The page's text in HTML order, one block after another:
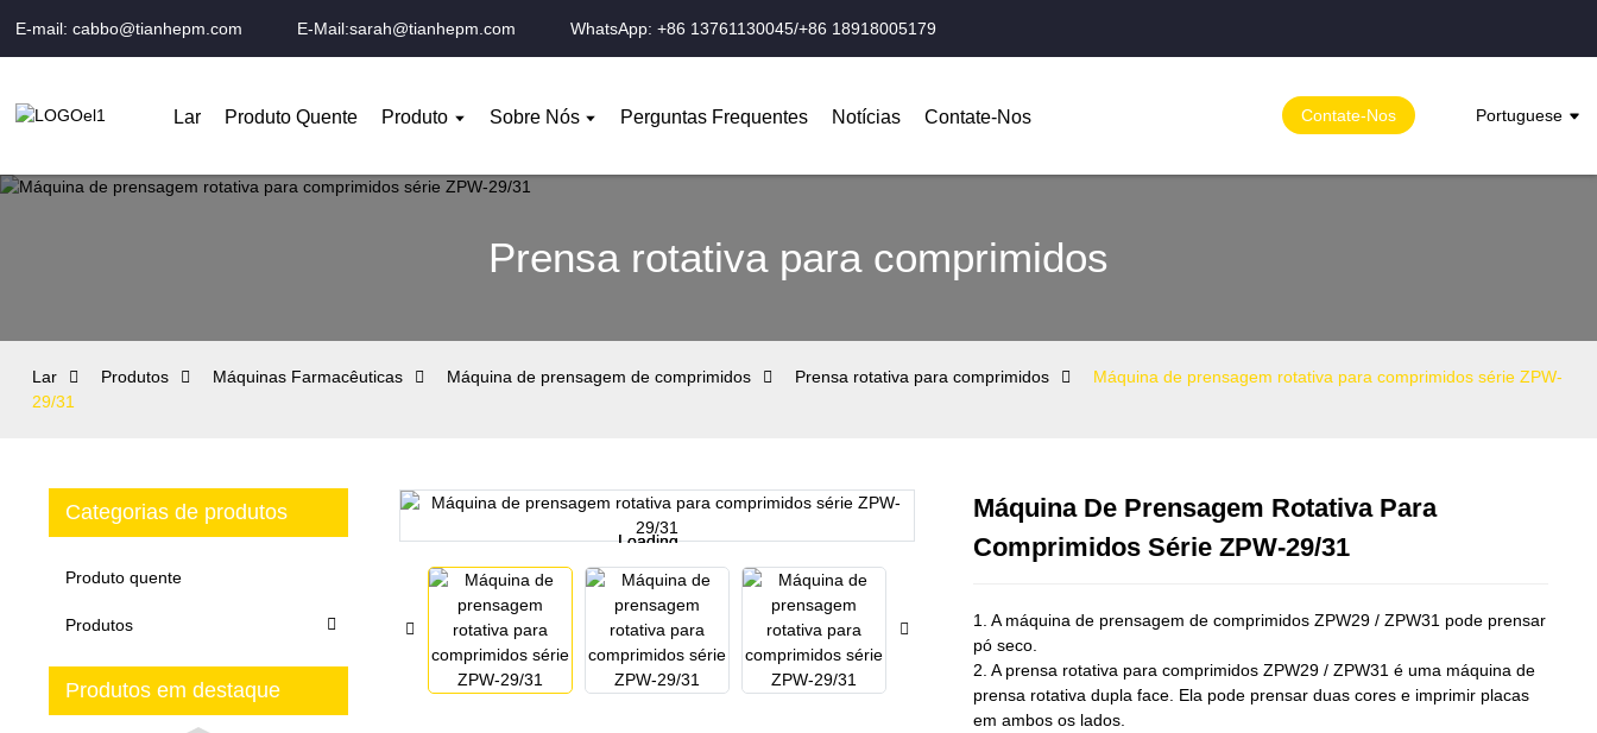
E-mail: cabbo@tianhepm.com E-Mail:sarah@tianhepm.com WhatsApp: +86 13761130045/+86 18918005179
Lar Produto Quente Produto Sobre Nós Perguntas Frequentes Notícias Contate-Nos Contate-Nos Portuguese
Prensa rotativa para comprimidos
Lar Produtos Máquinas Farmacêuticas Máquina de prensagem de comprimidos Prensa rotativa para comprimidos
Máquina de prensagem rotativa para comprimidos série ZPW-
29/31
Categorias de produtos
Produto quente
Produtos
Produtos em destaque
Loading...
Loading... Loading...
Loading...
Máquina De Prensagem Rotativa Para
Comprimidos Série ZPW-29/31
1. A máquina de prensagem de comprimidos ZPW29 / ZPW31 pode prensar
pó seco.
2. A prensa rotativa para comprimidos ZPW29 / ZPW31 é uma máquina de
prensa rotativa dupla face. Ela pode prensar duas cores e imprimir placas
em ambos os lados.